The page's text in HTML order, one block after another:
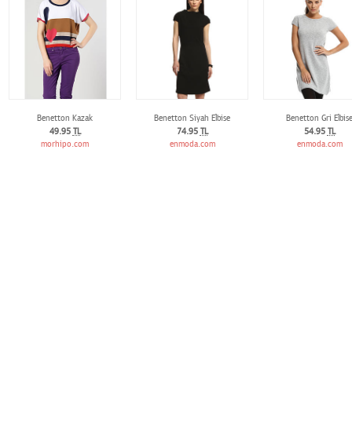
Benetton Kazak
49.95 TL
morhipo.com
Benetton Siyah Elbise
74.95 TL
enmoda.com
Benetton Gri Elbise
54.95 TL
enmoda.com